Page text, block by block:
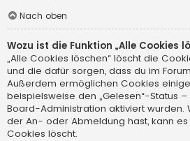
Nach oben
Wozu ist die Funktion „Alle Cookies
„Alle Cookies löschen“ löscht die
und die dafür sorgen, dass du im
Außerdem ermöglichen Cookies einige
beispielsweise den „Gelesen“-Status
Board-Administration aktiviert wurden.
der An- oder Abmeldung hast, kann
Cookies löscht.